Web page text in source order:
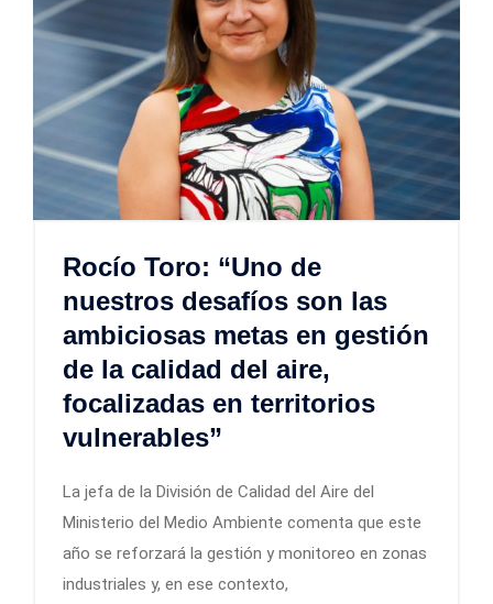
Rocío Toro: “Uno de
nuestros desafíos son las
ambiciosas metas en gestión
de la calidad del aire,
focalizadas en territorios
vulnerables”
La jefa de la División de Calidad del Aire del
Ministerio del Medio Ambiente comenta que este
año se reforzará la gestión y monitoreo en zonas
industriales y, en ese contexto,